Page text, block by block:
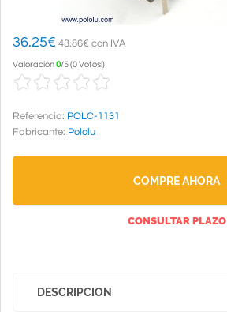
36.25€ 43.86€ con IVA
Valoración0/5(0 Votos!)
Referencia: POLC-1131
Fabricante: Pololu
COMPRE AHORA
CONSULTAR PLAZO
DESCRIPCION